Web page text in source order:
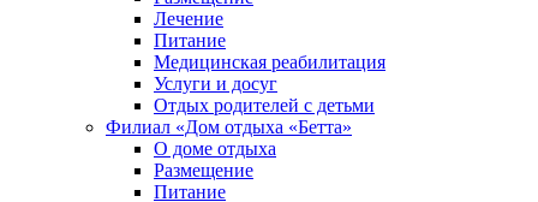
Лечение
Питание
Медицинская реабилитация
Услуги и досуг
Отдых родителей с детьми
Филиал «Дом отдыха «Бетта»
О доме отдыха
Размещение
Питание